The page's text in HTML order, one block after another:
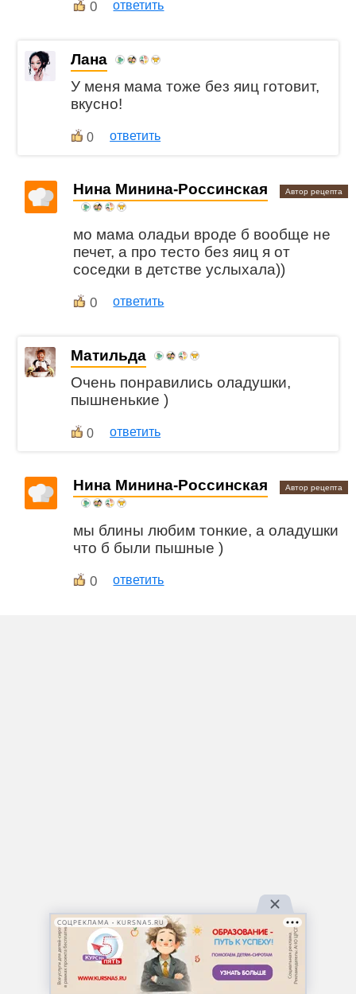
0 ответить
Лана
У меня мама тоже без яиц готовит,
вкусно!
0 ответить
Нина Минина-Россинская Автор рецепта
мо мама оладьи вроде б вообще не
печет, а про тесто без яиц я от
соседки в детстве услыхала))
0 ответить
Матильда
Очень понравились оладушки,
пышненькие )
0 ответить
Нина Минина-Россинская Автор рецепта
мы блины любим тонкие, а оладушки
что б были пышные )
0 ответить
СОЦРЕКЛАМА • KURSNA5.RU